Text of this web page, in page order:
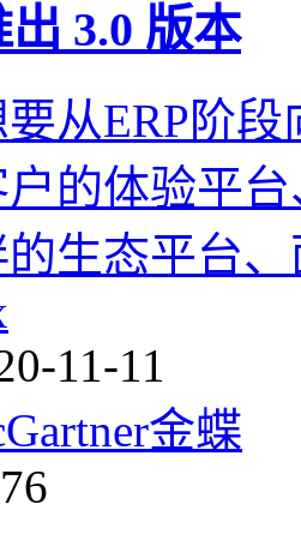
3.0 版本
从ERP阶
的体验平
的生态平台
11-11
Gartner金蝶